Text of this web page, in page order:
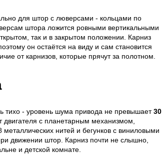
для штор с люверсами - кольцами по
штора ложится ровными вертикальными
так и в закрытом положении. Карниз
он остаётся на виду и сам становится
от карнизов, которые прячут за полотном.
тихо - уровень шума привода не превышает30
двигателя с планетарным механизмом,
металлических нитей и бегунков с виниловыми
движении штор. Карниз почти не слышно,
и детской комнате.